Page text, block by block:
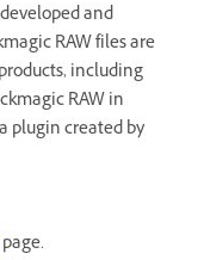
and
RAW files are
including
RAW in
plugin created by
page.